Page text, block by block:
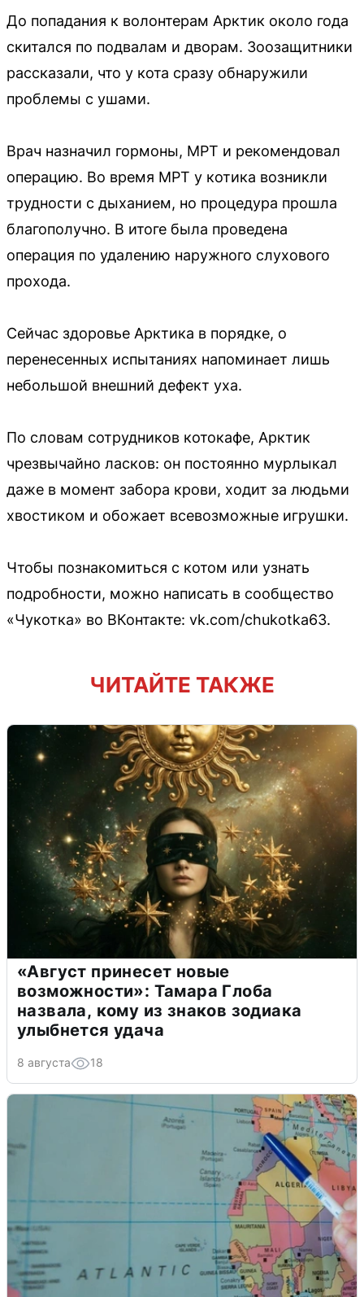
До попадания к волонтерам Арктик около года
скитался по подвалам и дворам. Зоозащитники
рассказали, что у кота сразу обнаружили
проблемы с ушами.
Врач назначил гормоны, МРТ и рекомендовал
операцию. Во время МРТ у котика возникли
трудности с дыханием, но процедура прошла
благополучно. В итоге была проведена
операция по удалению наружного слухового
прохода.
Сейчас здоровье Арктика в порядке, о
перенесенных испытаниях напоминает лишь
небольшой внешний дефект уха.
По словам сотрудников котокафе, Арктик
чрезвычайно ласков: он постоянно мурлыкал
даже в момент забора крови, ходит за людьми
хвостиком и обожает всевозможные игрушки.
Чтобы познакомиться с котом или узнать
подробности, можно написать в сообщество
«Чукотка» во ВКонтакте: vk.com/chukotka63.
ЧИТАЙТЕ ТАКЖЕ
«Август принесет новые
возможности»: Тамара Глоба
назвала, кому из знаков зодиака
улыбнется удача
8 августа 18